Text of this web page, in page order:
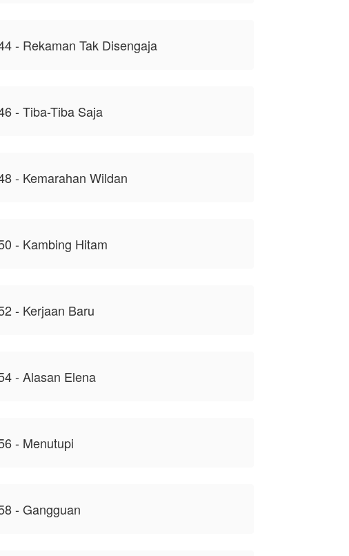
- Rekaman Tak Disengaja
- Tiba-Tiba Saja
- Kemarahan Wildan
- Kambing Hitam
- Kerjaan Baru
- Alasan Elena
- Menutupi
- Gangguan